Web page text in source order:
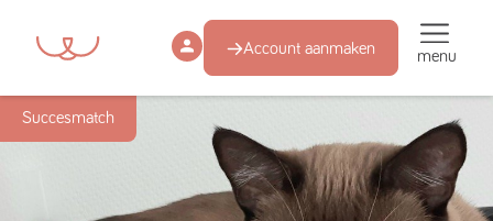
Account aanmaken menu
Succesmatch